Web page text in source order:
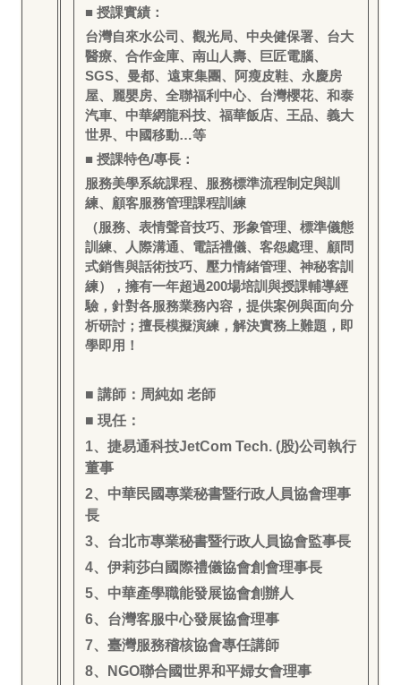
■ 授課實績：
台灣自來水公司、觀光局、中央健保署、台大
醫療、合作金庫、南山人壽、巨匠電腦、
SGS、曼都、遠東集團、阿瘦皮鞋、永慶房
屋、麗嬰房、全聯福利中心、台灣櫻花、和泰
汽車、中華網龍科技、福華飯店、王品、義大
世界、中國移動…等
■ 授課特色/專長：
服務美學系統課程、服務標準流程制定與訓
練、顧客服務管理課程訓練
（服務、表情聲音技巧、形象管理、標準儀態
訓練、人際溝通、電話禮儀、客怨處理、顧問
式銷售與話術技巧、壓力情緒管理、神秘客訓
練），擁有一年超過200場培訓與授課輔導經
驗，針對各服務業務內容，提供案例與面向分
析研討；擅長模擬演練，解決實務上難題，即
學即用！
■ 講師：周純如 老師
■ 現任：
1、捷易通科技JetCom Tech. (股)公司執行
董事
2、中華民國專業秘書暨行政人員協會理事
長
3、台北市專業秘書暨行政人員協會監事長
4、伊莉莎白國際禮儀協會創會理事長
5、中華產學職能發展協會創辦人
6、台灣客服中心發展協會理事
7、臺灣服務稽核協會專任講師
8、NGO聯合國世界和平婦女會理事